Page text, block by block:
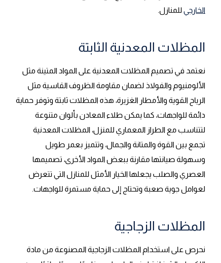
الخارجيللمنازل.
المظلات المعدنية الثابتة
نعتمد في تصميم المظلات المعدنية على المواد المتينة مثل
الألومنيوم والفولاذ لضمان مقاومة الظروف القاسية مثل
الرياح القوية والأمطار الغزيرة، هذه المظلات ثابتة وتوفر حماية
دائمة للواجهات، كما يمكن طلاء المعادن بألوان متنوعة
لتتناسب مع الطراز المعماري للمنزل، المظلات المعدنية
تجمع بين القوة والمتانة والجمال، وتتميز بعمر طويل
وسهولة صيانتها مقارنة ببعض المواد الأخرى، تصميمها
العصري والصلب يجعلها الخيار الأمثل للمنازل التي تتعرض
لعوامل جوية صعبة وتحتاج إلى حماية مستمرة للواجهات.
المظلات الزجاجية
نحرص على استخدام المظلات الزجاجية المصنوعة من مادة